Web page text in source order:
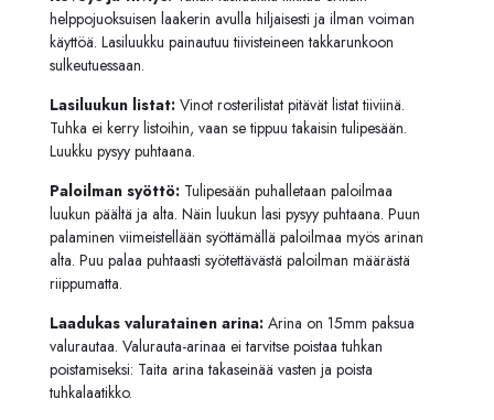
helppojuoksuisen laakerin avulla hiljaisesti ja ilman voiman
käyttöä. Lasiluukku painautuu tiivisteineen takkarunkoon
sulkeutuessaan.
Lasiluukun listat: Vinot rosterilistat pitävät listat tiiviinä.
Tuhka ei kerry listoihin, vaan se tippuu takaisin tulipesään.
Luukku pysyy puhtaana.
Paloilman syöttö: Tulipesään puhalletaan paloilmaa
luukun päältä ja alta. Näin luukun lasi pysyy puhtaana. Puun
palaminen viimeistellään syöttämällä paloilmaa myös arinan
alta. Puu palaa puhtaasti syötettävästä paloilman määrästä
riippumatta.
Laadukas valuratainen arina: Arina on 15mm paksua
valurautaa. Valurauta-arinaa ei tarvitse poistaa tuhkan
poistamiseksi: Taita arina takaseinää vasten ja poista
tuhkalaatikko.